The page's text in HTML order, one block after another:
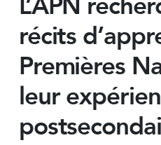
récits
Premières
leur